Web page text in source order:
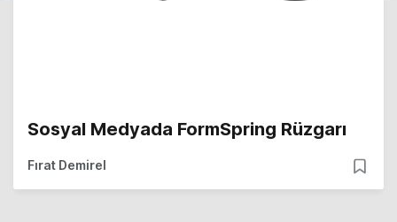
Sosyal Medyada FormSpring Rüzgarı
Fırat Demirel